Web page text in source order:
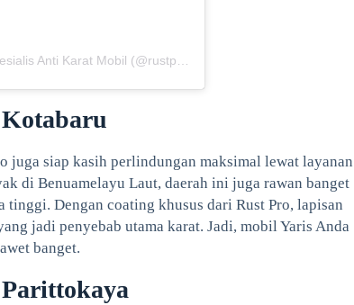
juga siap kasih perlindungan maksimal lewat layanan
di Benuamelayu Laut, daerah ini juga rawan banget
Dengan coating khusus dari Rust Pro, lapisan
jadi penyebab utama karat. Jadi, mobil Yaris Anda
banget.